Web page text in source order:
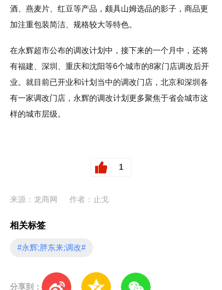
酒、燕麦片、红豆等产品，颇具山姆选品的影子，商品更
加注重包装简洁、规格较大等特色。
在永辉超市公布的调改计划中，接下来的一个月中，还将
有福建、深圳、重庆和沈阳等6个城市的8家门店调改后开
业。就目前已开业和计划当中的调改门店，北京和深圳各
有一家调改门店，永辉的调改计划更多聚焦于省会城市这
样的城市层级。
1
来源：龙商网 作者：止戈
相关标签
#永辉;胖东来;调改#
分享到：